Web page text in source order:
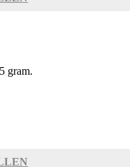
gram.